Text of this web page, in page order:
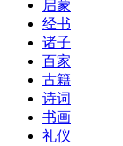
启蒙
经书
诸子
百家
古籍
诗词
书画
礼仪